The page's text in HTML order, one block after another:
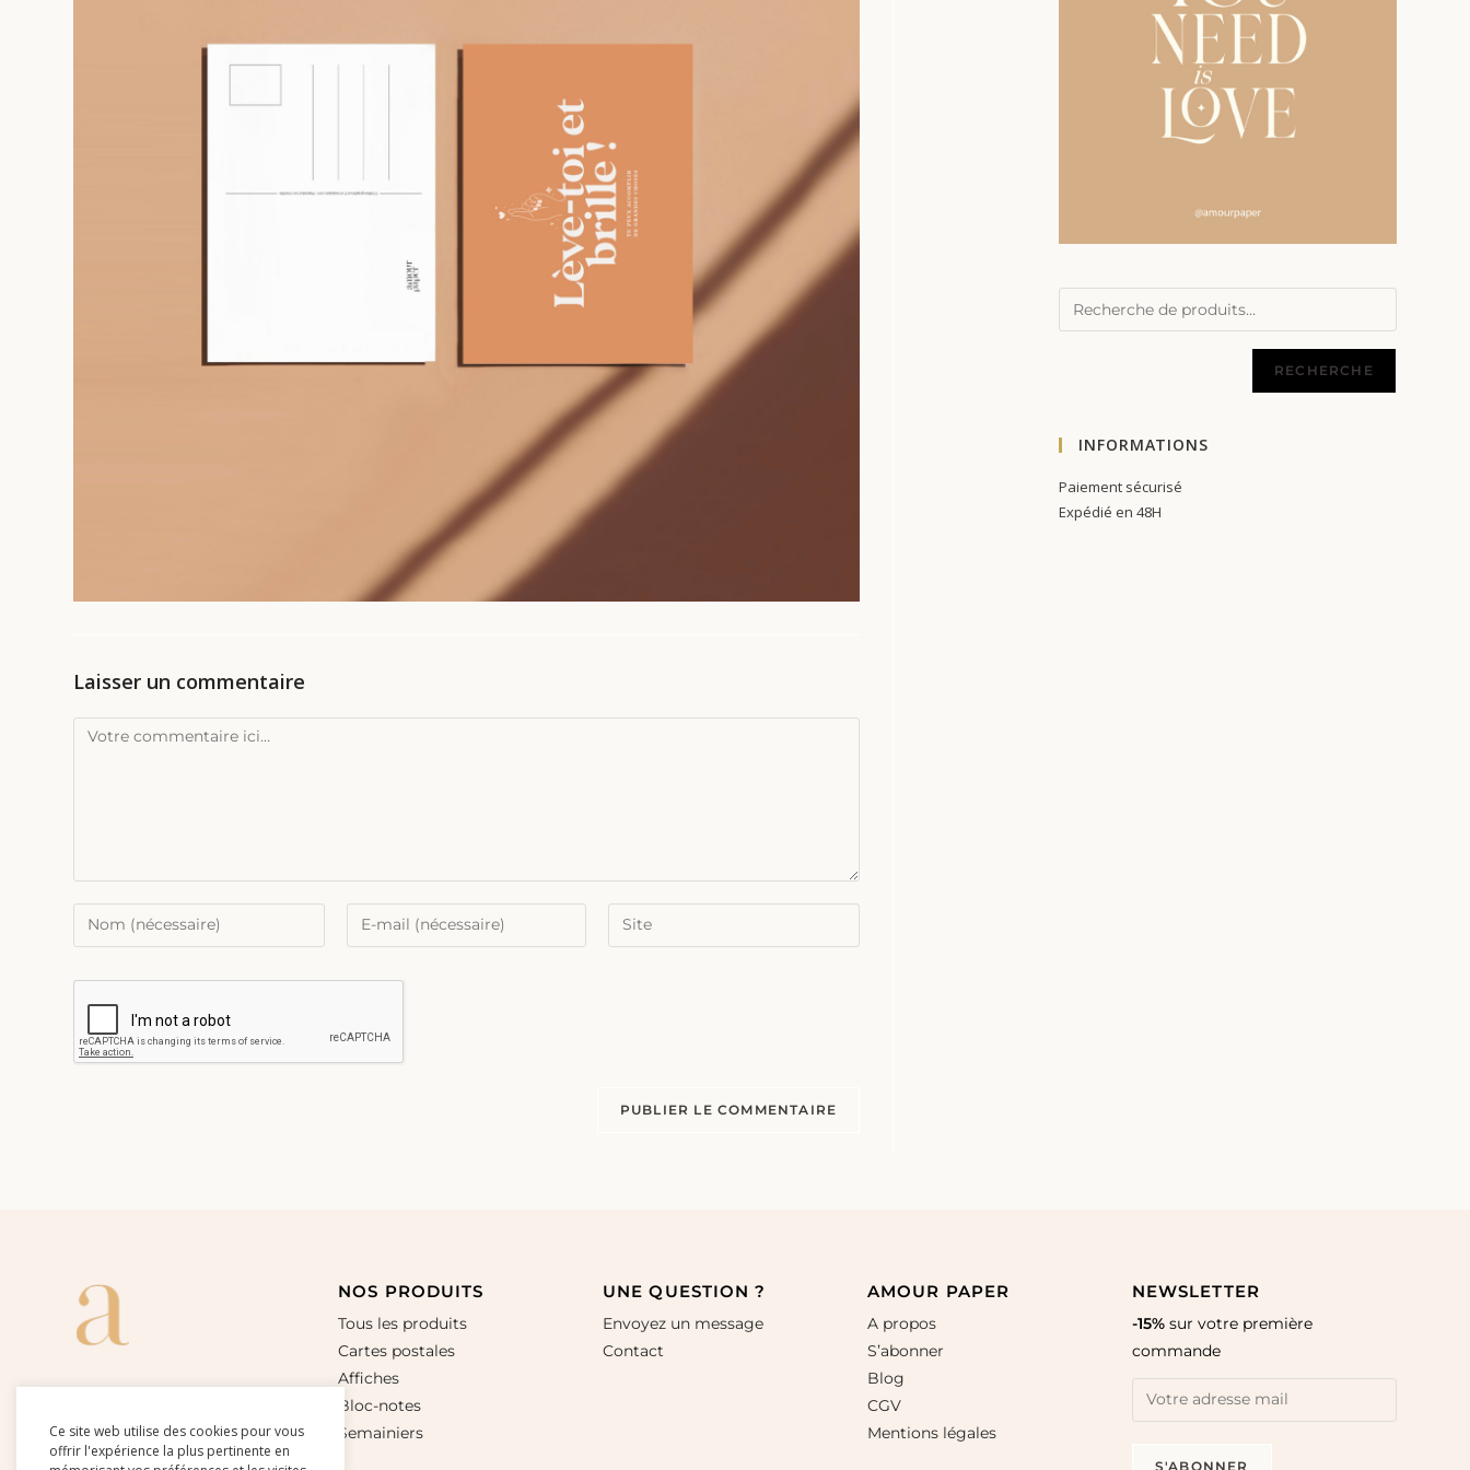
Laisser un commentaire
RECHERCHE
INFORMATIONS
Paiement sécurisé
Expédié en 48H
NOS PRODUITS
Tous les produits
Cartes postales
Affiches
Bloc-notes
Semainiers
UNE QUESTION ?
Envoyez un message
Contact
AMOUR PAPER
A propos
S’abonner
Blog
CGV
Mentions légales
NEWSLETTER
-15%sur votre première
commande
Ce site web utilise des cookies pour vous
offrir l'expérience la plus pertinente en